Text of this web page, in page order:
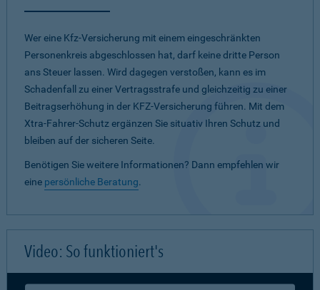
Wer eine Kfz-Versicherung mit einem eingeschränkten
Personenkreis abgeschlossen hat, darf keine dritte Person
ans Steuer lassen. Wird dagegen verstoßen, kann es im
Schadenfall zu einer Vertragsstrafe und gleichzeitig zu einer
Beitragserhöhung in der KFZ-Versicherung führen. Mit dem
Xtra-Fahrer-Schutz ergänzen Sie situativ Ihren Schutz und
bleiben auf der sicheren Seite.
Benötigen Sie weitere Informationen? Dann empfehlen wir
eine persönliche Beratung.
Video: So funktioniert's